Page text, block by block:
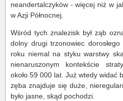
neandertalczyków - więcej niż w
w Azji Północnej.
Wśród tych znalezisk był ząb
dolny drugi trzonowiec
roku niemal na styku warstwy
nienaruszonym kontekście
około 59 000 lat. Już wtedy widać
zęba znajduje się duże,
było jasne, skąd pochodzi.